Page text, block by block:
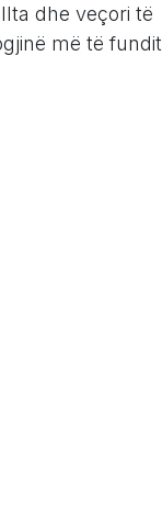
dhe veçori të
më të